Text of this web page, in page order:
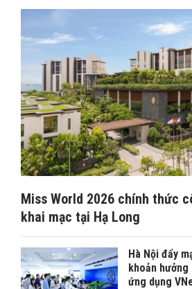
Miss World 2026 chính thức
khai mạc tại Hạ Long
Hà Nội đẩy
khoản
ứng dụng